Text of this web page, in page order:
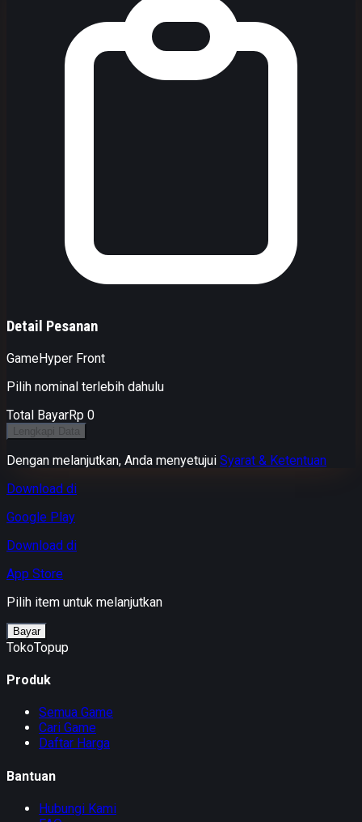
Detail Pesanan
GameHyper Front
Pilih nominal terlebih dahulu
Total BayarRp 0
Lengkapi Data
Dengan melanjutkan, Anda menyetujui Syarat & Ketentuan
Download di
Google Play
Download di
App Store
Pilih item untuk melanjutkan
Bayar
TokoTopup
Produk
Semua Game
Cari Game
Daftar Harga
Bantuan
Hubungi Kami